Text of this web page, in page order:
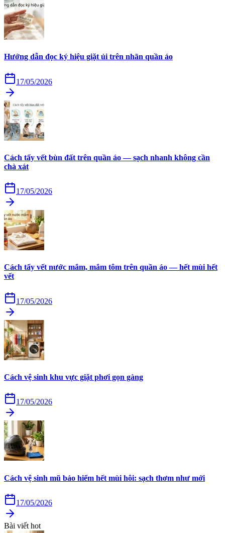
Hướng dẫn đọc ký hiệu giặt ủi trên nhãn quần áo
17/05/2026
Cách tẩy vết bùn đất trên quần áo — sạch nhanh không cần
chà xát
17/05/2026
Cách tẩy vết nước mắm, mắm tôm trên quần áo — hết mùi hết
vết
17/05/2026
Cách vệ sinh khu vực giặt phơi gọn gàng
17/05/2026
Cách vệ sinh mũ bảo hiểm hết mùi hôi: sạch thơm như mới
17/05/2026
Bài viết hot